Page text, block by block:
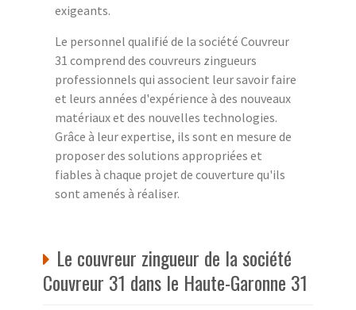
exigeants.
Le personnel qualifié de la société Couvreur
31 comprend des couvreurs zingueurs
professionnels qui associent leur savoir faire
et leurs années d'expérience à des nouveaux
matériaux et des nouvelles technologies.
Grâce à leur expertise, ils sont en mesure de
proposer des solutions appropriées et
fiables à chaque projet de couverture qu'ils
sont amenés à réaliser.
Le couvreur zingueur de la société
Couvreur 31 dans le Haute-Garonne 31